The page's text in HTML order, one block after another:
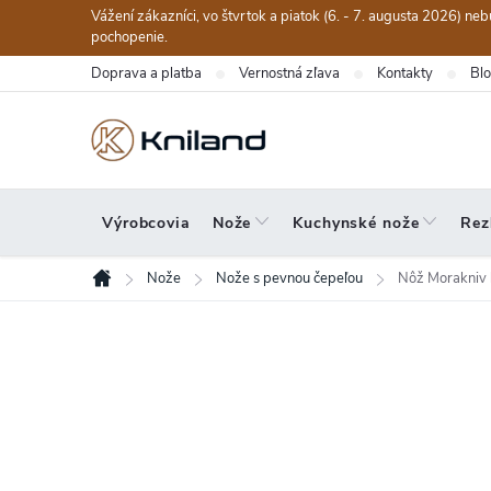
obsah
Vážení zákazníci, vo štvrtok a piatok (6. - 7. augusta 2026)
pochopenie.
Doprava a platba Vernostná zľava Kontakty
Výrobcovia Nože Kuchynské nože
Domov
Nože Nože s pevnou čepeľou Nôž